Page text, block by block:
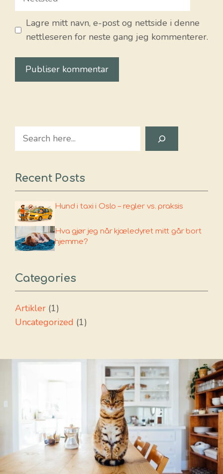
Lagre mitt navn, e-post og nettside i denne
nettleseren for neste gang jeg kommenterer.
Search
Recent Posts
Hund i taxi i Oslo – regler vs. praksis
Hva gjør jeg når kjæledyret mitt går bort
hjemme?
Categories
Artikler (1)
Uncategorized (1)